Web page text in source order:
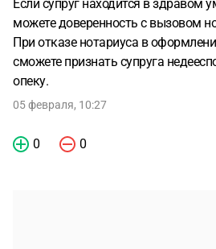
Если супруг находится в здравом
можете доверенность с вызовом
При отказе нотариуса в
сможете признать супруга
опеку.
05 февраля, 10:27
0 0